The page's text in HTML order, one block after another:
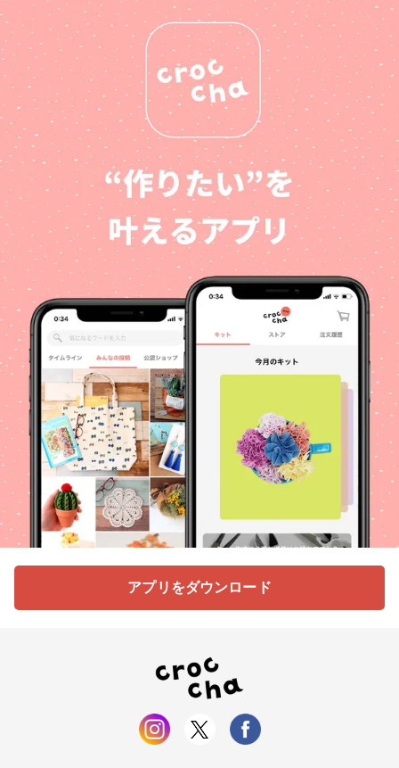
アプリをダウンロード